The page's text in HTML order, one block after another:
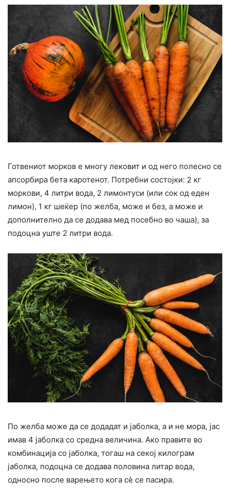
Готвениот морков е многу лековит и од него полесно се
апсорбира бета каротенот. Потребни состојки: 2 кг
моркови, 4 литри вода, 2 лимонтуси (или сок од еден
лимон), 1 кг шеќер (по желба, може и без, а може и
дополнително да се додава мед посебно во чаша), за
подоцна уште 2 литри вода.
По желба може да се додадат и јаболка, а и не мора, јас
имав 4 јаболка со средна величина. Ако правите во
комбинација со јаболка, тогаш на секој килограм
јаболка, подоцна се додава половина литар вода,
односно после варењето кога сè се пасира.